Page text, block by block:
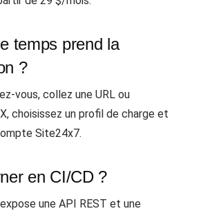
temps prend la
?
vous, collez une URL ou
choisissez un profil de charge et
Site24x7.
en CI/CD ?
une API REST et une